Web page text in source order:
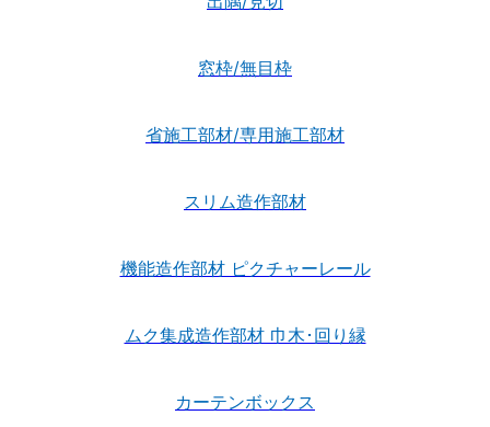
窓枠/無目枠
省施工部材/専用施工部材
スリム造作部材
機能造作部材 ピクチャーレール
ムク集成造作部材 巾木･回り縁
カーテンボックス